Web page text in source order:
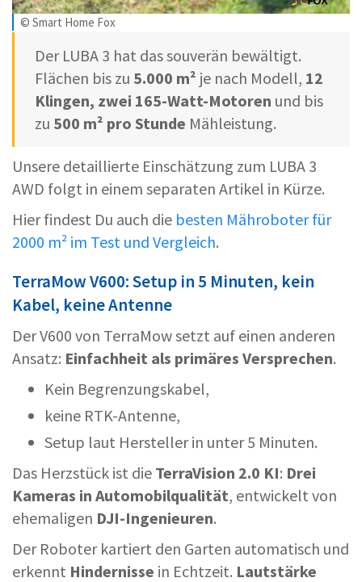
© Smart Home Fox
Der LUBA 3 hat das souverän bewältigt.
Flächen bis zu 5.000 m² je nach Modell, 12
Klingen, zwei 165-Watt-Motoren und bis
zu 500 m² pro Stunde Mähleistung.
Unsere detaillierte Einschätzung zum LUBA 3
AWD folgt in einem separaten Artikel in Kürze.
Hier findest Du auch die besten Mähroboter für
2000 m² im Test und Vergleich.
TerraMow V600: Setup in 5 Minuten, kein
Kabel, keine Antenne
Der V600 von TerraMow setzt auf einen anderen
Ansatz: Einfachheit als primäres Versprechen.
Kein Begrenzungskabel,
keine RTK-Antenne,
Setup laut Hersteller in unter 5 Minuten.
Das Herzstück ist die TerraVision 2.0 KI: Drei
Kameras in Automobilqualität, entwickelt von
ehemaligen DJI-Ingenieuren.
Der Roboter kartiert den Garten automatisch und
erkennt Hindernisse in Echtzeit. Lautstärke